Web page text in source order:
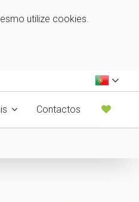
utilize cookies.
Contactos